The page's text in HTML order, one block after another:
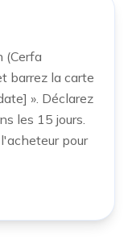
(Cerfa
barrez la carte
». Déclarez
les 15 jours.
pour